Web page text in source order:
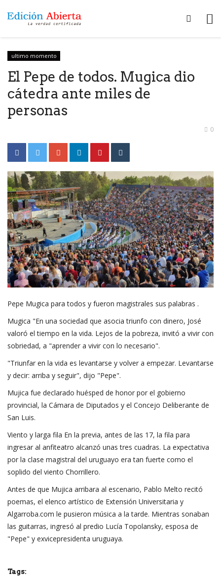
ultimo momento
El Pepe de todos. Mugica dio
cátedra ante miles de
personas
0
Pepe Mugica para todos y fueron magistrales sus palabras .
Mugica "En una sociedad que asocia triunfo con dinero, José
valoró el tiempo en la vida. Lejos de la pobreza, invitó a vivir con
sobriedad, a "aprender a vivir con lo necesario".
"Triunfar en la vida es levantarse y volver a empezar. Levantarse
y decir: arriba y seguir", dijo "Pepe".
Mujica fue declarado huésped de honor por el gobierno
provincial, la Cámara de Diputados y el Concejo Deliberante de
San Luis.
Viento y larga fila En la previa, antes de las 17, la fila para
ingresar al anfiteatro alcanzó unas tres cuadras. La expectativa
por la clase magistral del uruguayo era tan fuerte como el
soplido del viento Chorrillero.
Antes de que Mujica arribara al escenario, Pablo Melto recitó
poemas, el elenco artístico de Extensión Universitaria y
Algarroba.com le pusieron música a la tarde. Mientras sonaban
las guitarras, ingresó al predio Lucía Topolansky, esposa de
"Pepe" y exvicepresidenta uruguaya.
Tags: